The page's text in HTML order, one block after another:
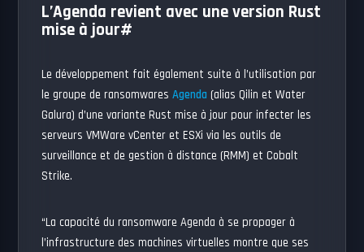
L’Agenda revient avec une version Rust
mise à jour#
Le développement fait également suite à l’utilisation par
le groupe de ransomwaresAgenda (alias Qilin et Water
Galura) d’une variante Rust mise à jour pour infecter les
serveurs VMWare vCenter et ESXi via les outils de
surveillance et de gestion à distance (RMM) et Cobalt
Strike.
“La capacité du ransomware Agenda à se propager à
l’infrastructure des machines virtuelles montre que ses